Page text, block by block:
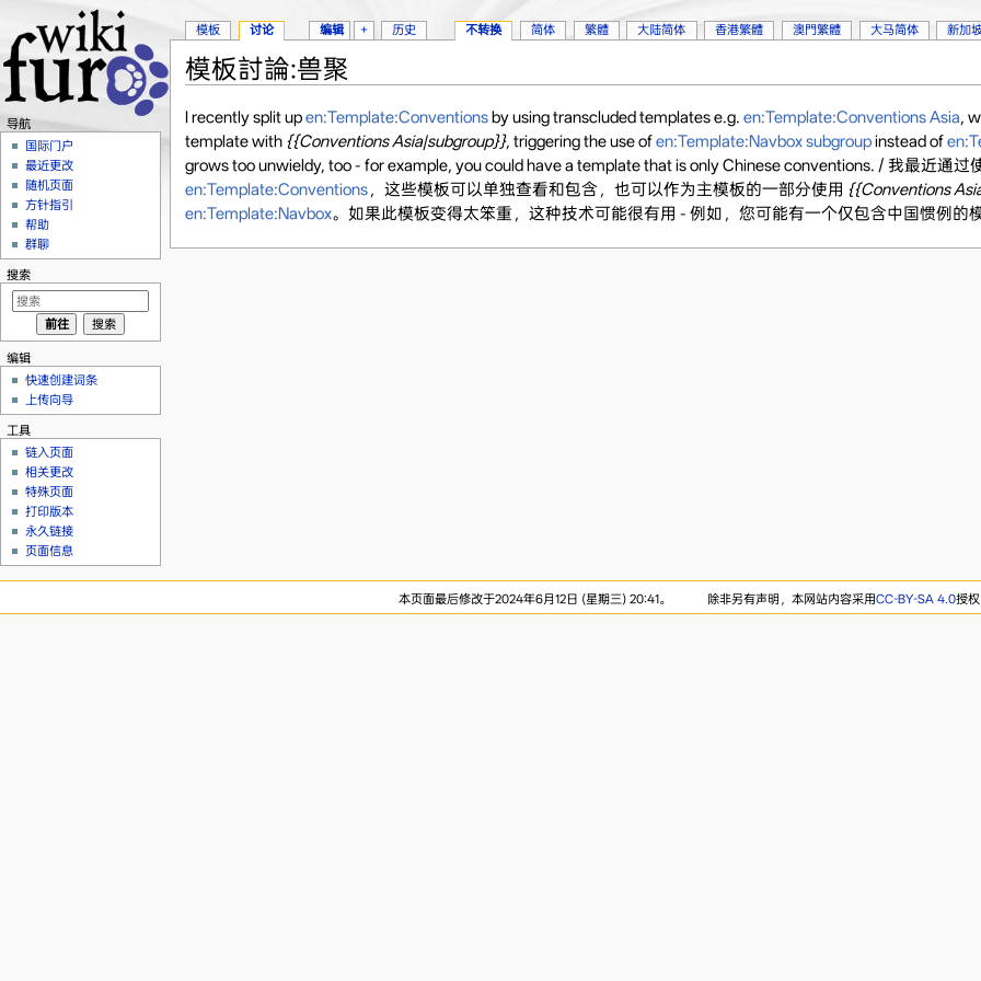
模板討論:兽聚
I recently split upen:Template:Conventionsby using transcluded templates e.g. en:Template:Conventions Asia,
template with {{Conventions Asia|subgroup}}, triggering the use ofen:Template:Navbox subgroupinstead of
grows too unwieldy, too - for example, you could have a template that is only Chinese conventions. / 我最近通过
en:Template:Conventions，这些模板可以单独查看和包含，也可以作为主模板的一部分使用 {{Conventions
en:Template:Navbox。如果此模板变得太笨重，这种技术可能很有用 - 例如，您可能有一个仅包含中国惯例的
模板 讨论 编辑 + 历史 不转换 简体 繁體 大陆简体 香港繁體 澳門繁體 大马简体 新加
导航
国际门户
最近更改
随机页面
方针指引
帮助
群聊
搜索
编辑
快速创建词条
上传向导
工具
链入页面
相关更改
特殊页面
打印版本
永久链接
页面信息
本页面最后修改于2024年6月12日 (星期三) 20:41。 除非另有声明，本网站内容采用CC-BY-SA 4.0授权